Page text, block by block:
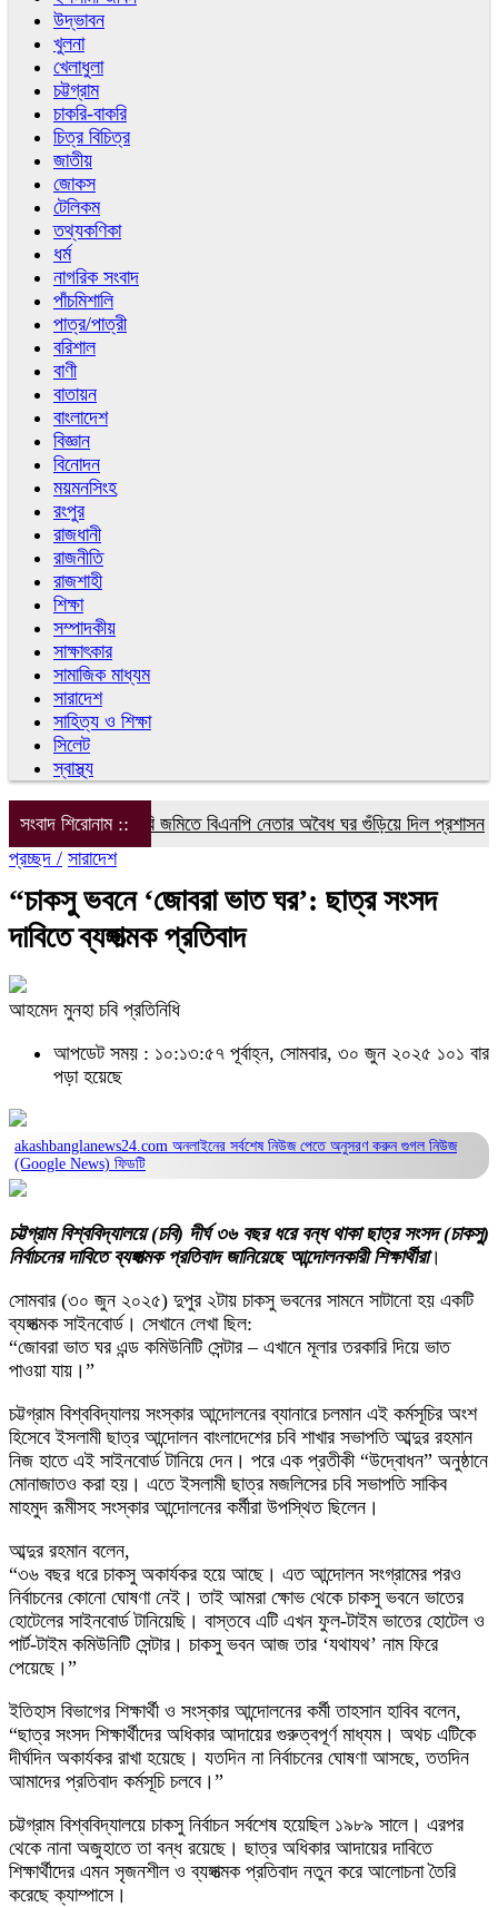
উদ্ভাবন
খুলনা
খেলাধুলা
চট্টগ্রাম
চাকরি-বাকরি
চিত্র বিচিত্র
জাতীয়
জোকস
টেলিকম
তথ্যকণিকা
ধর্ম
নাগরিক সংবাদ
পাঁচমিশালি
পাত্র/পাত্রী
বরিশাল
বাণী
বাতায়ন
বাংলাদেশ
বিজ্ঞান
বিনোদন
ময়মনসিংহ
রংপুর
রাজধানী
রাজনীতি
রাজশাহী
শিক্ষা
সম্পাদকীয়
সাক্ষাৎকার
সামাজিক মাধ্যম
সারাদেশ
সাহিত্য ও শিক্ষা
সিলেট
স্বাস্থ্য
সংবাদ শিরোনাম ::সরকারি জমিতে বিএনপি নেতার অবৈধ ঘর গুঁড়িয়ে দিল প্রশাসন
প্রচ্ছদ / সারাদেশ
“চাকসু ভবনে ‘জোবরা ভাত ঘর’: ছাত্র সংসদ
দাবিতে ব্যঙ্গাত্মক প্রতিবাদ
আহমেদ মুনহা চবি প্রতিনিধি
আপডেট সময় : ১০:১৩:৫৭ পূর্বাহ্ন, সোমবার, ৩০ জুন ২০২৫ ১০১ বার
পড়া হয়েছে
akashbanglanews24.com অনলাইনের সর্বশেষ নিউজ পেতে অনুসরণ করুন গুগল নিউজ
(Google News) ফিডটি
চট্টগ্রাম বিশ্ববিদ্যালয়ে (চবি) দীর্ঘ ৩৬ বছর ধরে বন্ধ থাকা ছাত্র সংসদ (চাকসু)
নির্বাচনের দাবিতে ব্যঙ্গাত্মক প্রতিবাদ জানিয়েছে আন্দোলনকারী শিক্ষার্থীরা।
সোমবার (৩০ জুন ২০২৫) দুপুর ২টায় চাকসু ভবনের সামনে সাটানো হয় একটি
ব্যঙ্গাত্মক সাইনবোর্ড। সেখানে লেখা ছিল:
“জোবরা ভাত ঘর এন্ড কমিউনিটি সেন্টার – এখানে মূলার তরকারি দিয়ে ভাত
পাওয়া যায়।”
চট্টগ্রাম বিশ্ববিদ্যালয় সংস্কার আন্দোলনের ব্যানারে চলমান এই কর্মসূচির অংশ
হিসেবে ইসলামী ছাত্র আন্দোলন বাংলাদেশের চবি শাখার সভাপতি আব্দুর রহমান
নিজ হাতে এই সাইনবোর্ড টানিয়ে দেন। পরে এক প্রতীকী “উদ্বোধন” অনুষ্ঠানে
মোনাজাতও করা হয়। এতে ইসলামী ছাত্র মজলিসের চবি সভাপতি সাকিব
মাহমুদ রূমীসহ সংস্কার আন্দোলনের কর্মীরা উপস্থিত ছিলেন।
আব্দুর রহমান বলেন,
“৩৬ বছর ধরে চাকসু অকার্যকর হয়ে আছে। এত আন্দোলন সংগ্রামের পরও
নির্বাচনের কোনো ঘোষণা নেই। তাই আমরা ক্ষোভ থেকে চাকসু ভবনে ভাতের
হোটেলের সাইনবোর্ড টানিয়েছি। বাস্তবে এটি এখন ফুল-টাইম ভাতের হোটেল ও
পার্ট-টাইম কমিউনিটি সেন্টার। চাকসু ভবন আজ তার ‘যথাযথ’ নাম ফিরে
পেয়েছে।”
ইতিহাস বিভাগের শিক্ষার্থী ও সংস্কার আন্দোলনের কর্মী তাহসান হাবিব বলেন,
“ছাত্র সংসদ শিক্ষার্থীদের অধিকার আদায়ের গুরুত্বপূর্ণ মাধ্যম। অথচ এটিকে
দীর্ঘদিন অকার্যকর রাখা হয়েছে। যতদিন না নির্বাচনের ঘোষণা আসছে, ততদিন
আমাদের প্রতিবাদ কর্মসূচি চলবে।”
চট্টগ্রাম বিশ্ববিদ্যালয়ে চাকসু নির্বাচন সর্বশেষ হয়েছিল ১৯৮৯ সালে। এরপর
থেকে নানা অজুহাতে তা বন্ধ রয়েছে। ছাত্র অধিকার আদায়ের দাবিতে
শিক্ষার্থীদের এমন সৃজনশীল ও ব্যঙ্গাত্মক প্রতিবাদ নতুন করে আলোচনা তৈরি
করেছে ক্যাম্পাসে।